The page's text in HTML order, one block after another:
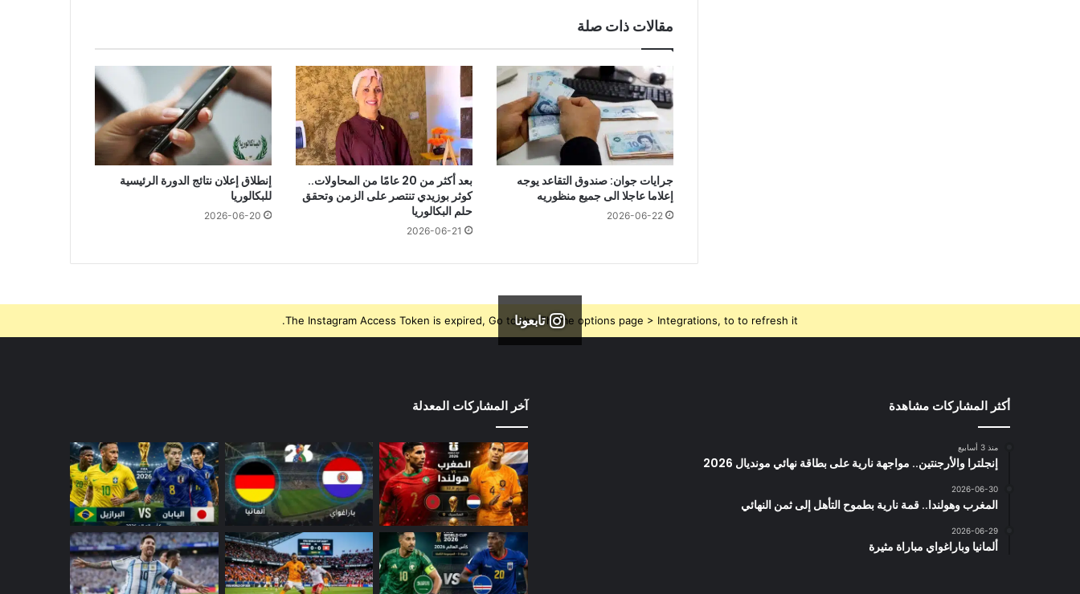
تصل
ل
سنوات
سجن
مقالات ذات صلة
جرايات جوان: صندوق التقاعد يوجه
إعلاما عاجلا الى جميع منظوريه
2026-06-22
بعد أكثر من 20 عامًا من المحاولات..
كوثر بوزيدي تنتصر على الزمن وتحقق
حلم البكالوريا
2026-06-21
إنطلاق إعلان نتائج الدورة الرئيسية
للبكالوريا
2026-06-20
تابعونا
The Instagram Access Token is expired, Go to the Theme options page > Integrations, to to refresh it.
أكثر المشاركات مشاهدة
منذ 3 أسابيع
إنجلترا والأرجنتين.. مواجهة نارية على بطاقة نهائي مونديال 2026
2026-06-30
المغرب وهولندا.. قمة نارية بطموح التأهل إلى ثمن النهائي
2026-06-29
ألمانيا وباراغواي مباراة مثيرة
آخر المشاركات المعدلة